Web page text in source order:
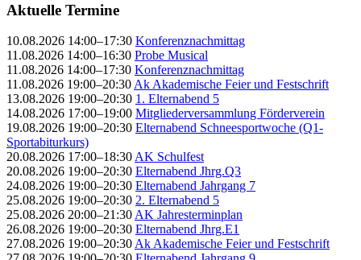
Aktuelle Termine
10.08.2026 14:00–17:30 Konferenznachmittag
11.08.2026 14:00–16:30 Probe Musical
11.08.2026 14:00–17:30 Konferenznachmittag
11.08.2026 19:00–20:30 Ak Akademische Feier und Festschrift
13.08.2026 19:00–20:30 1. Elternabend 5
14.08.2026 17:00–19:00 Mitgliederversammlung Förderverein
19.08.2026 19:00–20:30 Elternabend Schneesportwoche (Q1-
Sportabiturkurs)
20.08.2026 17:00–18:30 AK Schulfest
20.08.2026 19:00–20:30 Elternabend Jhrg.Q3
24.08.2026 19:00–20:30 Elternabend Jahrgang 7
25.08.2026 19:00–20:30 2. Elternabend 5
25.08.2026 20:00–21:30 AK Jahresterminplan
26.08.2026 19:00–20:30 Elternabend Jhrg.E1
27.08.2026 19:00–20:30 Ak Akademische Feier und Festschrift